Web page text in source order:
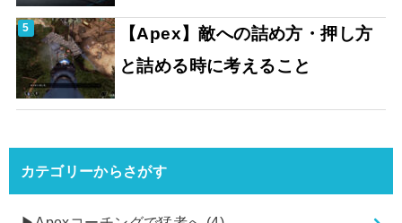
【Apex】敵への詰め方・押し方
と詰める時に考えること
カテゴリーからさがす